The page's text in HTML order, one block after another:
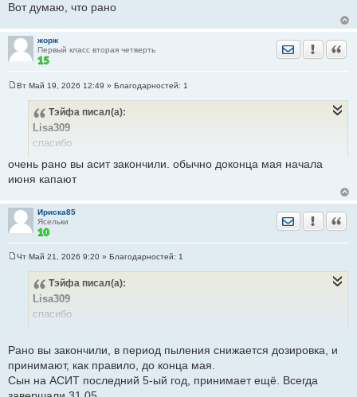
Вот думаю, что рано
жорж
Первый класс вторая четверть
Отправить
е
Вт Май 19, 2026 12:49 » Благодарностей: 1
Тэйфа писал(а):
Lisa309
спасибо
по ощущениям легче, но и пыление странное в этом году.
Вот думаю, что рано
очень рано вы асит закончили. обычно доконца мая начала
июня капают
Ириска85
Ясельки
Отправить
Чт Май 21, 2026 9:20 » Благодарностей: 1
Тэйфа писал(а):
Lisa309
спасибо
с 11 мая(как похолодало) реакции нет, прекратили.
Вот думаю, что рано
Рано вы закончили, в период пыления снижается дозировка, и
принимают, как правило, до конца мая.
Сын на АСИТ последний 5-ый год, принимает ещё. Всегда